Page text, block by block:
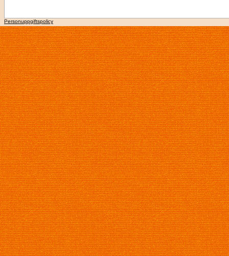
Personuppgiftspolicy